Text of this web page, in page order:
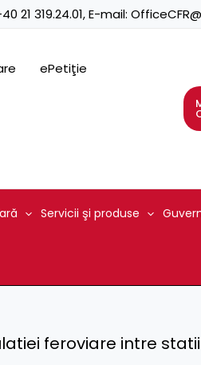
21 319.24.01, E-mail:
ePetiţie
Servicii şi produse
feroviare intre